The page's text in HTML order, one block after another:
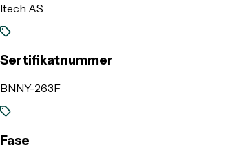
Itech AS
Sertifikatnummer
BNNY-263F
Fase